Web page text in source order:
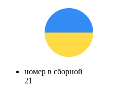
номер в сборной
21